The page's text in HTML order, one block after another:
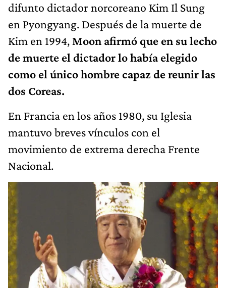
difunto dictador norcoreano Kim Il Sung
en Pyongyang. Después de la muerte de
Kim en 1994, Moon afirmó que en su lecho
de muerte el dictador lo había elegido
como el único hombre capaz de reunir las
dos Coreas.
En Francia en los años 1980, su Iglesia
mantuvo breves vínculos con el
movimiento de extrema derecha Frente
Nacional.